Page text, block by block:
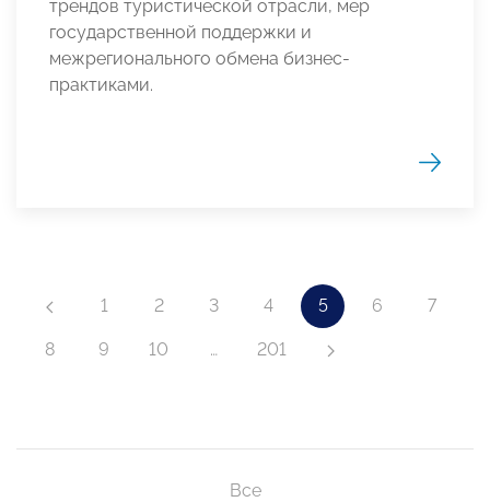
трендов туристической отрасли, мер
государственной поддержки и
межрегионального обмена бизнес-
практиками.
1 2 3 4 5 6 7
8 9 10 … 201
Все